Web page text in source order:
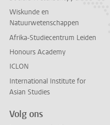
Wiskunde en
Natuurwetenschappen
Afrika-Studiecentrum Leiden
Honours Academy
ICLON
International Institute for
Asian Studies
Volg ons